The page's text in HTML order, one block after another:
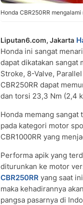
Honda CBR250RR
Liputan6.com, Jakarta
Honda ini sangat
dapat dikatakan sangat
Stroke, 8-Valve,
CBR250RR dapat
dan torsi 23,3 Nm (2,4
Honda memang
pada kategori motor
CBR1000RR yang
Performa apik yang
diturunkan ke motor
CBR250RR yang saat
maka kehadirannya
pangsa pasarnya di